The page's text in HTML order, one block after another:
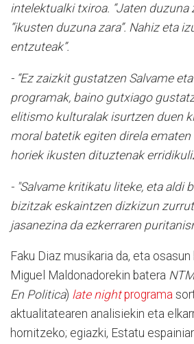
intelektualki txiroa. “Jaten duzuna
“ikusten duzuna zara”. Nahiz eta
entzuteak”.
- “Ez zaizkit gustatzen Salvame
programak, baino gutxiago
elitismo kulturalak isurtzen duen
moral batetik egiten direla ematen
horiek ikusten dituztenak
- "Salvame kritikatu liteke, eta aldi
bizitzak eskaintzen dizkizun
jasanezina da ezkerraren
Faku Diaz musikaria da, eta osasun
Miguel Maldonadorekin batera
En Politica) late nightprograma
aktualitatearen analisiekin eta
hornitzeko; egiazki, Estatu